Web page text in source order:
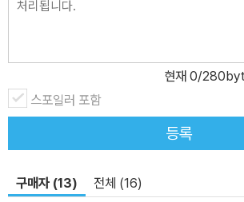
운 심정이었지만, 현실은 늘 바람과는 반대이다. “유정아, 잘됐다. 나
를 휘 둘러보았다. 운동장 한가운데에 서서 좌
에 진땀이 났다. 89-90쪽 유정이는 자신이 집에 제 시간에 도착하지
못해서 학습지 선생에게 민폐를 끼칠까, 부모
은 영원히 집을 찾지 못할까 걱정하지만 걱정하
기다리고 있을 뿐이다. 각 단편에 등장하는 인
현재 0/
스포일러 포함
등록
구매자 (13) 전체 (16)